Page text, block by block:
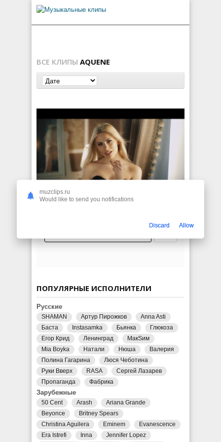
ВСЕ КЛИПЫ AQUENE
Aquene — Sorry
ПОПУЛЯРНЫЕ ИСПОЛНИТЕЛИ
Русские
SHAMAN Артур Пирожков
Anna Asti
Баста
Instasamka Бьянка
Глюкоза
Егор Крид
Ленинград
МакSим
Mia Boyka
Натали Нюша
Валерия
Полина Гагарина
Люся Чеботина
Руки Вверх
RASA
Сергей Лазарев
Пропаганда
Фабрика
Зарубежные
50 Cent Arash
Ariana Grande
Beyonce
Britney Spears
Christina Aguilera
Eminem
Evanescence
Era Istrefi
Inna Jennifer Lopez
muzclips.ru
Would like to send you notifications
Discard Allow